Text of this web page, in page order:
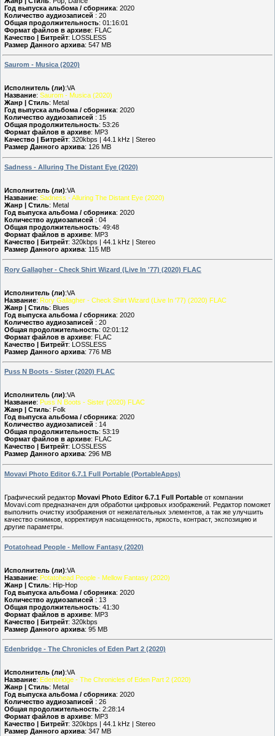
Год выпуска альбома / сборника: 2020
Количество аудиозаписей : 20
Общая продолжительность: 01:16:01
Формат файлов в архиве: FLAC
Качество | Битрейт: LOSSLESS
Размер Данного архива: 547 MB
Saurom - Musica (2020)
Исполнитель (ли):VA
Название: Saurom - Musica (2020)
Жанр | Стиль: Metal
Год выпуска альбома / сборника: 2020
Количество аудиозаписей : 15
Общая продолжительность: 53:26
Формат файлов в архиве: MP3
Качество | Битрейт: 320kbps | 44.1 kHz | Stereo
Размер Данного архива: 126 MB
Sadness - Alluring The Distant Eye (2020)
Исполнитель (ли):VA
Название: Sadness - Alluring The Distant Eye (2020)
Жанр | Стиль: Metal
Год выпуска альбома / сборника: 2020
Количество аудиозаписей : 04
Общая продолжительность: 49:48
Формат файлов в архиве: MP3
Качество | Битрейт: 320kbps | 44.1 kHz | Stereo
Размер Данного архива: 115 MB
Rory Gallagher - Check Shirt Wizard (Live In '77) (2020) FLAC
Исполнитель (ли):VA
Название: Rory Gallagher - Check Shirt Wizard (Live In '77) (2020) FLAC
Жанр | Стиль: Blues
Год выпуска альбома / сборника: 2020
Количество аудиозаписей : 20
Общая продолжительность: 02:01:12
Формат файлов в архиве: FLAC
Качество | Битрейт: LOSSLESS
Размер Данного архива: 776 MB
Puss N Boots - Sister (2020) FLAC
Исполнитель (ли):VA
Название: Puss N Boots - Sister (2020) FLAC
Жанр | Стиль: Folk
Год выпуска альбома / сборника: 2020
Количество аудиозаписей : 14
Общая продолжительность: 53:19
Формат файлов в архиве: FLAC
Качество | Битрейт: LOSSLESS
Размер Данного архива: 296 MB
Movavi Photo Editor 6.7.1 Full Portable (PortableApps)
Графический редактор Movavi Photo Editor 6.7.1 Full Portable от компании
Movavi.com предназначен для обработки цифровых изображений. Редактор поможет
выполнить очистку изображения от нежелательных элементов, а так же улучшить
качество снимков, корректируя насыщенность, яркость, контраст, экспозицию и
другие параметры.
Potatohead People - Mellow Fantasy (2020)
Исполнитель (ли):VA
Название: Potatohead People - Mellow Fantasy (2020)
Жанр | Стиль: Hip-Hop
Год выпуска альбома / сборника: 2020
Количество аудиозаписей : 13
Общая продолжительность: 41:30
Формат файлов в архиве: MP3
Качество | Битрейт: 320kbps
Размер Данного архива: 95 MB
Edenbridge - The Chronicles of Eden Part 2 (2020)
Исполнитель (ли):VA
Название: Edenbridge - The Chronicles of Eden Part 2 (2020)
Жанр | Стиль: Metal
Год выпуска альбома / сборника: 2020
Количество аудиозаписей : 26
Общая продолжительность: 2:28:14
Формат файлов в архиве: MP3
Качество | Битрейт: 320kbps | 44.1 kHz | Stereo
Размер Данного архива: 347 MB